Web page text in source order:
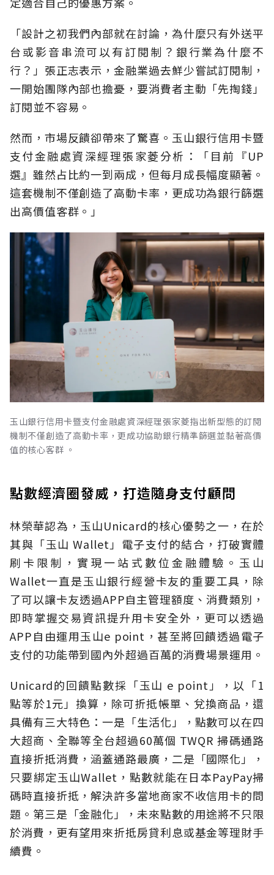
「設計之初我們內部就在討論，為什麼只有外送平
台或影音串流可以有訂閱制？銀行業為什麼不
行？」張正志表示，金融業過去鮮少嘗試訂閱制，
一開始團隊內部也擔憂，要消費者主動「先掏錢」
訂閱並不容易。
然而，市場反饋卻帶來了驚喜。玉山銀行信用卡暨
支付金融處資深經理張家菱分析：「目前『UP
選』雖然占比約一到兩成，但每月成長幅度顯著。
這套機制不僅創造了高動卡率，更成功為銀行篩選
出高價值客群。」
玉山銀行信用卡暨支付金融處資深經理張家菱指出新型態的訂閱
機制不僅創造了高動卡率，更成功協助銀行精準篩選並黏著高價
值的核心客群 。
點數經濟圈發威，打造隨身支付顧問
林榮華認為，玉山Unicard的核心優勢之一，在於
其與「玉山 Wallet」電子支付的結合，打破實體
刷卡限制，實現一站式數位金融體驗。玉山
Wallet一直是玉山銀行經營卡友的重要工具，除
了可以讓卡友透過APP自主管理額度、消費類別，
即時掌握交易資訊提升用卡安全外，更可以透過
APP自由運用玉山e point，甚至將回饋透過電子
支付的功能帶到國內外超過百萬的消費場景運用。
Unicard的回饋點數採「玉山 e point」，以「1
點等於1元」換算，除可折抵帳單、兌換商品，還
具備有三大特色：一是「生活化」，點數可以在四
大超商、全聯等全台超過60萬個 TWQR 掃碼通路
直接折抵消費，涵蓋通路最廣，二是「國際化」，
只要綁定玉山Wallet，點數就能在日本PayPay掃
碼時直接折抵，解決許多當地商家不收信用卡的問
題。第三是「金融化」，未來點數的用途將不只限
於消費，更有望用來折抵房貸利息或基金等理財手
續費。